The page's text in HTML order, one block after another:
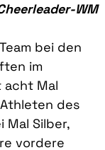
WM
bei den
im
acht Mal
des
Mal Silber,
vordere